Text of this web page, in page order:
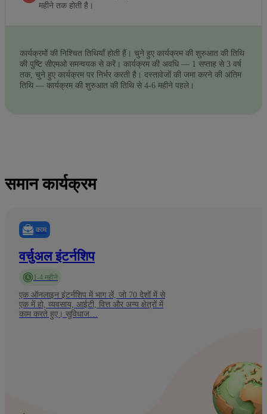
महीने तक होती है।
कार्यक्रमों की निश्चित तिथियाँ होती हैं। चुने हुए कार्यक्रम की शुरुआत की तिथि
की पुष्टि सीएमओ समन्वयक से करें। कार्यक्रम की अवधि — 1 सप्ताह से 3 वर्ष
तक, चुने हुए कार्यक्रम पर निर्भर करती है। दस्तावेजों की जमा करने की अंतिम
तिथि — कार्यक्रम की शुरुआत की तिथि से 4-6 महीने पहले।
समान कार्यक्रम
काम
वर्चुअल इंटर्नशिप
1-4 महीने
एक ऑनलाइन इंटर्नशिप में भाग लें, जो 70 देशों में से
एक में हो, व्यवसाय, आईटी, वित्त और अन्य क्षेत्रों में
काम करते हुए। सुविधाज…